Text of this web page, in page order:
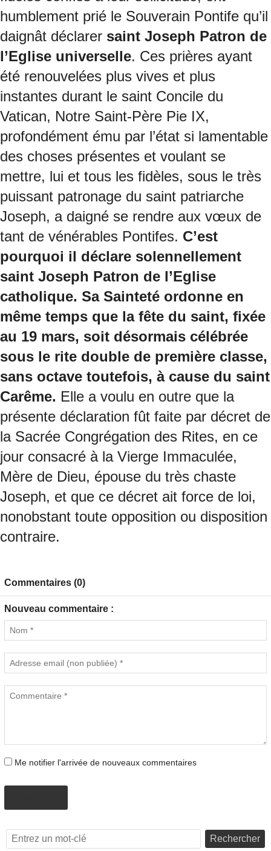
humblement prié le Souverain Pontife qu’il
daignât déclarer saint Joseph Patron de
l’Eglise universelle. Ces prières ayant
été renouvelées plus vives et plus
instantes durant le saint Concile du
Vatican, Notre Saint-Père Pie IX,
profondément ému par l’état si lamentable
des choses présentes et voulant se
mettre, lui et tous les fidèles, sous le très
puissant patronage du saint patriarche
Joseph, a daigné se rendre aux vœux de
tant de vénérables Pontifes. C’est
pourquoi il déclare solennellement
saint Joseph Patron de l’Eglise
catholique. Sa Sainteté ordonne en
même temps que la fête du saint, fixée
au 19 mars, soit désormais célébrée
sous le rite double de première classe,
sans octave toutefois, à cause du saint
Carême. Elle a voulu en outre que la
présente déclaration fût faite par décret de
la Sacrée Congrégation des Rites, en ce
jour consacré à la Vierge Immaculée,
Mère de Dieu, épouse du très chaste
Joseph, et que ce décret ait force de loi,
nonobstant toute opposition ou disposition
contraire.
Commentaires (0)
Nouveau commentaire :
Me notifier l'arrivée de nouveaux commentaires
Rechercher